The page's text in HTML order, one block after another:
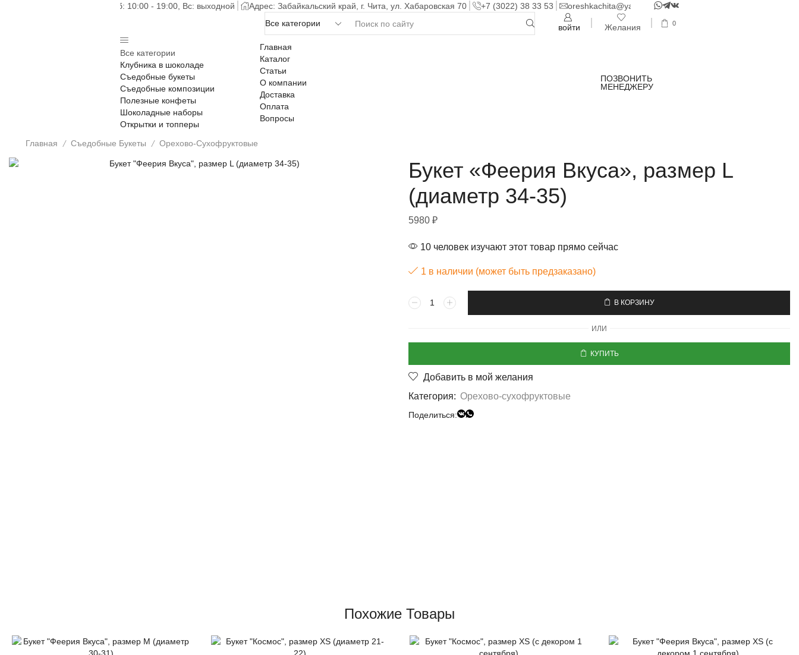
Пн-Сб: 10:00 - 19:00, Вс: выходной Адрес: Забайкальский край, г. Чита, ул. Хабаровская 70 +7 (3022) 38 33 53 oreshkachita@yandex.ru
войти Желания 0
Все категории
Клубника в шоколаде
Съедобные букеты
Съедобные композиции
Полезные конфеты
Шоколадные наборы
Открытки и топперы
Главная
Каталог
Статьи
О компании
Доставка
Оплата
Вопросы
ПОЗВОНИТЬ
МЕНЕДЖЕРУ
Главная / Съедобные Букеты / Орехово-Сухофруктовые
Букет «Феерия Вкуса», размер L
(диаметр 34-35)
5980 ₽
10 человек изучают этот товар прямо сейчас
1 в наличии (может быть предзаказано)
В КОРЗИНУ
ИЛИ
КУПИТЬ
Добавить в мой желания
Категория: Орехово-сухофруктовые
Поделиться:
Похожие Товары